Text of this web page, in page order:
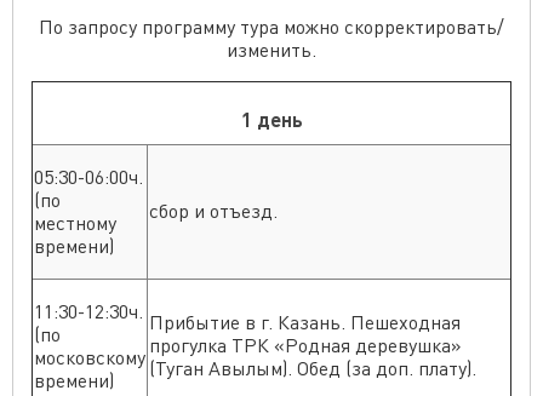
По запросу программу тура можно скорректировать/
изменить.
1 день
05:30-06:00ч.
(по
местному
времени)
сбор и отъезд.
11:30-12:30ч.
(по
московскому
времени)
Прибытие в г. Казань. Пешеходная
прогулка ТРК «Родная деревушка»
(Туган Авылым). Обед (за доп. плату).